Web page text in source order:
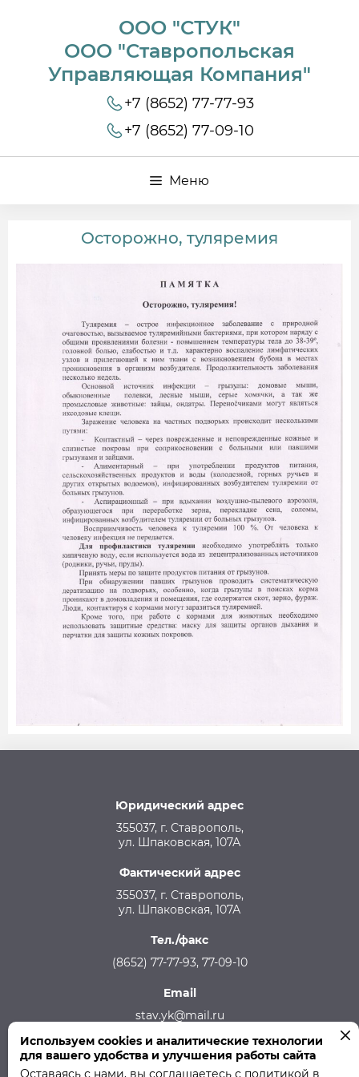
ООО "СТУК"
ООО "Ставропольская
Управляющая Компания"
+7 (8652) 77-77-93
+7 (8652) 77-09-10
Меню
Осторожно, туляремия
Юридический адрес
355037, г. Ставрополь,
ул. Шпаковская, 107А
Фактический адрес
355037, г. Ставрополь,
ул. Шпаковская, 107А
Тел./факс
(8652) 77-77-93, 77-09-10
Email
stav.yk@mail.ru
Телефон аварийной службы
215-957, 8-928-301-92-08 (круглосуточно)
Используем cookies и аналитические технологии
для вашего удобства и улучшения работы сайта
Оставаясь с нами, вы соглашаетесь с политикой в